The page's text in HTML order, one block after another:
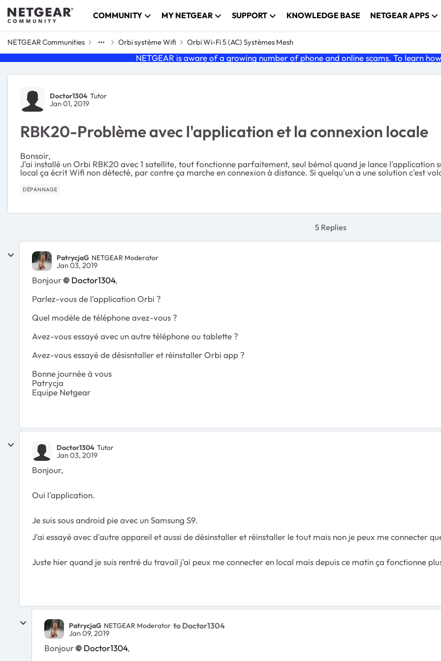
Skip to content COMMUNITY MY NETGEAR SUPPORT KNOWLEDGE BASE NETGEAR APPS
NETGEAR Communities Orbi système Wifi Orbi Wi-Fi 5 (AC) Systèmes Mesh
NETGEAR is aware of a growing number of phone and online scams. To learn
Forum Discussion
Doctor1304 Tutor
Jan 01, 2019
RBK20-Problème avec l'application et la connexion locale
Bonsoir,
J'ai installé un Orbi RBK20 avec 1 satellite, tout fonctionne parfaitement, seul bémol quand je lance l'application
local ça écrit Wifi non détecté, par contre ça marche en connexion à distance. Si quelqu'un a une solution c'est
DÉPANNAGE
5 Replies
PatrycjaG NETGEAR Moderator
Jan 03, 2019
Bonjour Doctor1304,
Parlez-vous de l'application Orbi ?
Quel modèle de téléphone avez-vous ?
Avez-vous essayé avec un autre téléphone ou tablette ?
Avez-vous essayé de désisntaller et réinstaller Orbi app ?
Bonne journée à vous
Patrycja
Equipe Netgear
Doctor1304 Tutor
Jan 03, 2019
Bonjour,
Oui l'application.
Je suis sous android pie avec un Samsung S9.
J'ai essayé avec d'autre appareil et aussi de désinstaller et réinstaller le tout mais non je peux me connecter
Juste hier quand je suis rentré du travail j'ai peux me connecter en local mais depuis ce matin ça fonctionne
PatrycjaG NETGEAR Moderator to Doctor1304
Jan 09, 2019
Bonjour Doctor1304,